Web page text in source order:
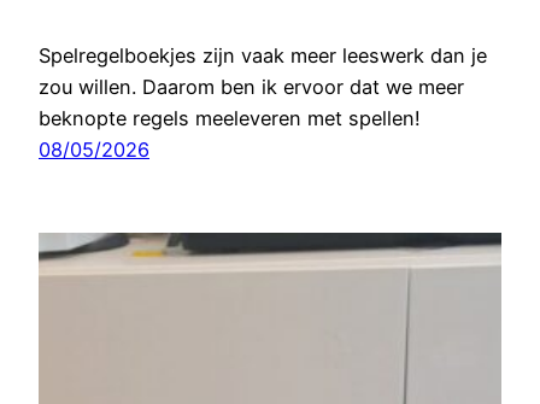
Spelregelboekjes zijn vaak meer leeswerk dan je
zou willen. Daarom ben ik ervoor dat we meer
beknopte regels meeleveren met spellen!
08/05/2026